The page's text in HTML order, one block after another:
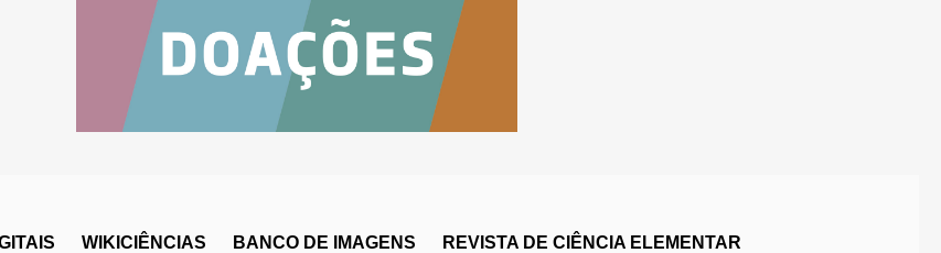
WIKICIÊNCIAS BANCO DE IMAGENS
REVISTA DE CIÊNCIA ELEMENTAR